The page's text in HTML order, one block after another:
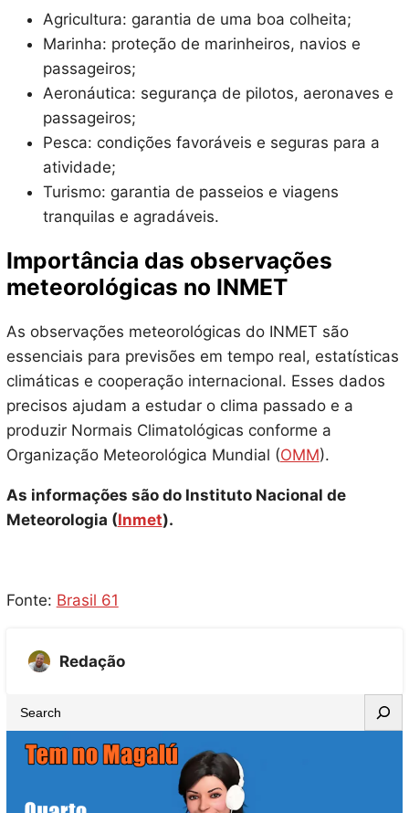
Agricultura: garantia de uma boa colheita;
Marinha: proteção de marinheiros, navios e
passageiros;
Aeronáutica: segurança de pilotos, aeronaves e
passageiros;
Pesca: condições favoráveis e seguras para a
atividade;
Turismo: garantia de passeios e viagens
tranquilas e agradáveis.
Importância das observações
meteorológicas no INMET
As observações meteorológicas do INMET são
essenciais para previsões em tempo real, estatísticas
climáticas e cooperação internacional. Esses dados
precisos ajudam a estudar o clima passado e a
produzir Normais Climatológicas conforme a
Organização Meteorológica Mundial (OMM).
As informações são do Instituto Nacional de
Meteorologia (Inmet).
Fonte: Brasil 61
Redação
e